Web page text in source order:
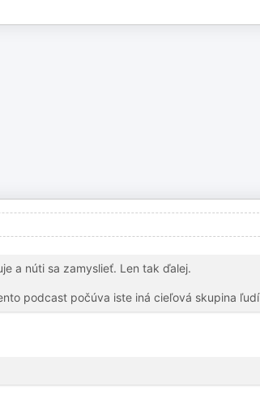
a núti sa zamyslieť. Len tak ďalej.
podcast počúva iste iná cieľová skupina